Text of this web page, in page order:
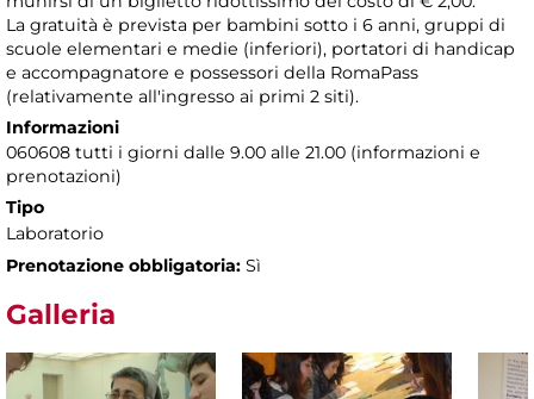
La gratuità è prevista per bambini sotto i 6 anni, gruppi di
scuole elementari e medie (inferiori), portatori di handicap
e accompagnatore e possessori della RomaPass
(relativamente all'ingresso ai primi 2 siti).
Informazioni
060608 tutti i giorni dalle 9.00 alle 21.00 (informazioni e
prenotazioni)
Tipo
Laboratorio
Prenotazione obbligatoria: Sì
Galleria